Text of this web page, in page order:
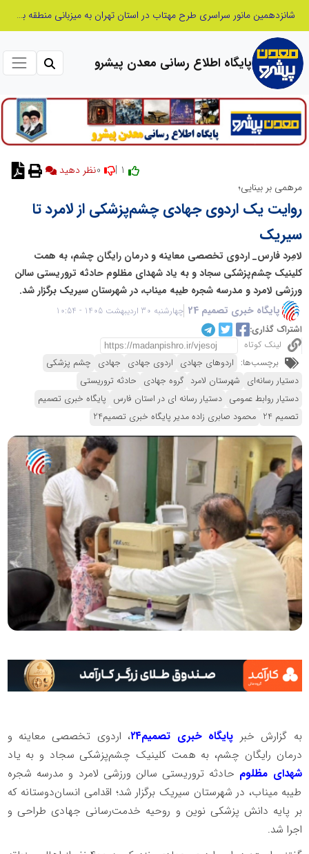
شانزدهمین مانور سراسری طرح مهتاب در استان تهران به میزبانی منطقه برق لواسان
پایگاه اطلاع رسانی معدن پیشرو
مرهمی بر بینایی؛
روایت یک اردوی جهادی چشم‌پزشکی از لامرد تا
سیریک
لامِرد فارس_ اردوی تخصصی معاینه و درمان رایگان چشم، به همت
کلینیک چشم‌پزشکی سجاد و به یاد شهدای مظلوم حادثه تروریستی سالن
ورزشی لامرد و مدرسه شجره طیبه میناب، در شهرستان سیریک برگزار شد.
پایگاه خبری تصمیم 24
چهارشنبه 30 اردیبهشت 1405 - 10:54
اشتراک گذاری:
لینک کوتاه
برچسب‌ها: اردوهای جهادی اردوی جهادی جهادی چشم پزشکی
دستیار رسانه‌ای شهرستان لامرد گروه جهادی حادثه تروریستی
دستیار روابط عمومی دستیار رسانه ای در استان فارس پایگاه خبری تصمیم
تصمیم 24
محمود صابری زاده مدیر پایگاه خبری تصمیم24
به گزارش خبر پایگاه خبری تصمیم۲۴
، اردوی تخصصی معاینه و
درمان رایگان چشم، به همت کلینیک چشم‌پزشکی سجاد و به یاد
شهدای مظلوم حادثه تروریستی سالن ورزشی لامرد و مدرسه شجره
طیبه میناب، در شهرستان سیریک برگزار شد؛ اقدامی انسان‌دوستانه که
بر پایه دانش پزشکی نوین و روحیه خدمت‌رسانی جهادی طراحی و
اجرا شد.